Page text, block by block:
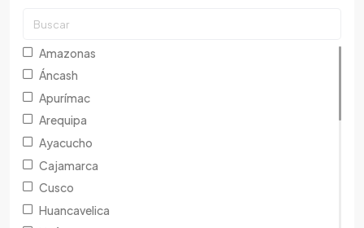
Brilliance
Byd
Chana
Changfeng
Changhe
Chery
Amazonas
Áncash
Apurímac
Arequipa
Ayacucho
Cajamarca
Cusco
Huancavelica